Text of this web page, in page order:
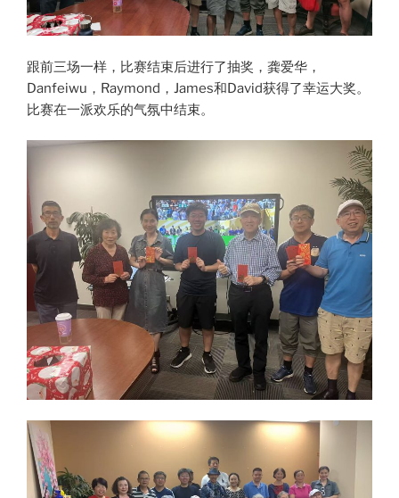
跟前三场一样，比赛结束后进行了抽奖，龚爱华，
Danfeiwu，Raymond，James和David获得了幸运大奖。
比赛在一派欢乐的气氛中结束。